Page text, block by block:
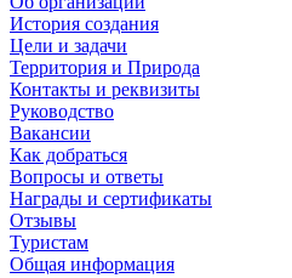
История создания
Цели и задачи
Территория и Природа
Контакты и реквизиты
Руководство
Вакансии
Как добраться
Вопросы и ответы
Награды и сертификаты
Отзывы
Туристам
Общая информация